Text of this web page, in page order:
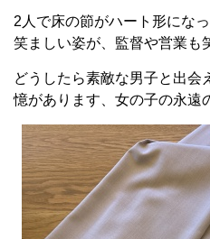
2人で床の節がハート形にな
笑ましい姿が、監督や営業も
どうしたら素敵な男子と出会
憶があります、女の子の永遠